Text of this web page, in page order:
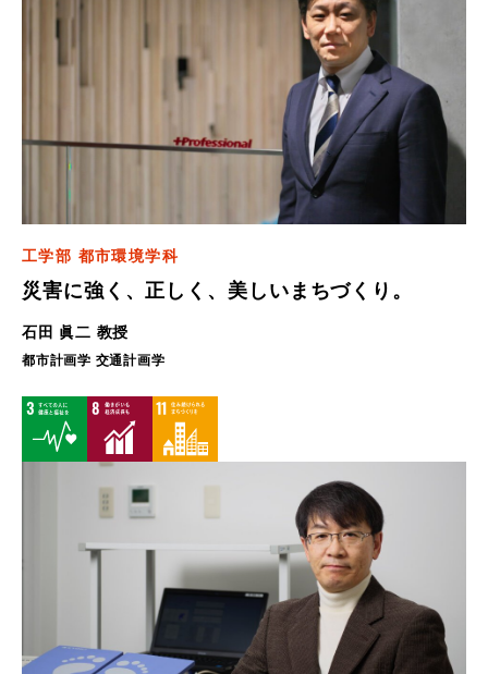
工学部 都市環境学科
災害に強く、正しく、美しいまちづくり。
石田 眞二 教授
都市計画学 交通計画学